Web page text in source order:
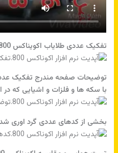
تفکیک عددی طلایاب اکویناکس 800
توضیحات صفحه مندرج تفکیک
با سکه ها و فلزات و اشیایی که
بخشی از کدهای عددی گرد اوری شده